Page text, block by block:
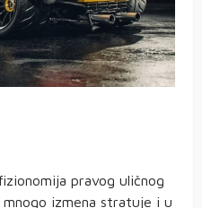
pravog uličnog
izmena stratuje i u